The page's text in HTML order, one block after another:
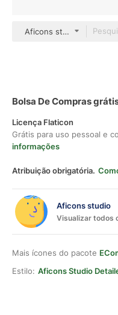
Aficons studio Detailed
Bolsa De Compras
Licença Flaticon
Grátis para uso pessoal e
informações
Atribuição obrigatória.
Aficons studio
Visualizar todos
Mais ícones do pacote
Estilo: Aficons Studio